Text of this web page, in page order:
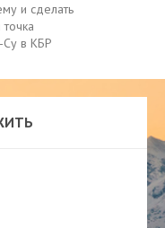
и сделать
Су в КБР